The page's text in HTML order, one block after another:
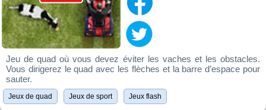
Jeu de quad où vous devez éviter les vaches et les obstacles.
Vous dirigerez le quad avec les flèches et la barre d’espace pour
sauter.
Jeux de quad Jeux de sport Jeux flash